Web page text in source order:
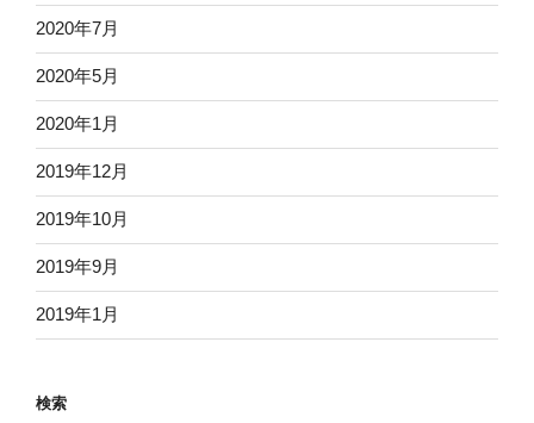
2020年7月
2020年5月
2020年1月
2019年12月
2019年10月
2019年9月
2019年1月
検索